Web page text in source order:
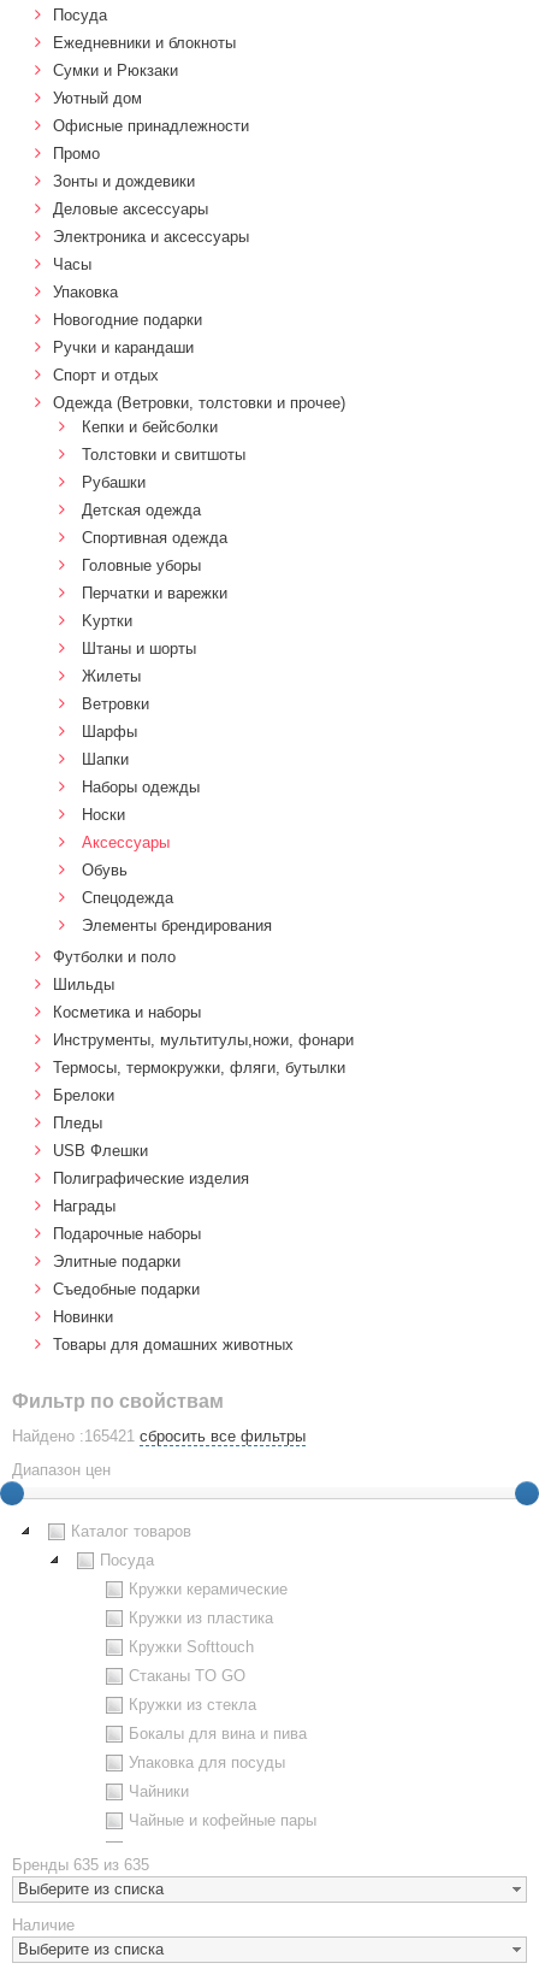
Посуда
Ежедневники и блокноты
Сумки и Рюкзаки
Уютный дом
Офисные принадлежности
Промо
Зонты и дождевики
Деловые аксессуары
Электроника и аксессуары
Часы
Упаковка
Новогодние подарки
Ручки и карандаши
Спорт и отдых
Одежда (Ветровки, толстовки и прочее)
Кепки и бейсболки
Толстовки и свитшоты
Рубашки
Детская одежда
Спортивная одежда
Головные уборы
Перчатки и варежки
Kуртки
Штаны и шорты
Жилеты
Ветровки
Шарфы
Шапки
Наборы одежды
Носки
Аксессуары
Обувь
Спецодежда
Элементы брендирования
Футболки и поло
Шильды
Косметика и наборы
Инструменты, мультитулы,ножи, фонари
Термосы, термокружки, фляги, бутылки
Брелоки
Пледы
USB Флешки
Полиграфические изделия
Награды
Подарочные наборы
Элитные подарки
Cъедобные подарки
Новинки
Товары для домашних животных
Фильтр по свойствам
Найдено :165421 сбросить все фильтры
Диапазон цен
Каталог товаров
Посуда
Кружки керамические
Кружки из пластика
Кружки Softtouch
Стаканы TO GO
Кружки из стекла
Бокалы для вина и пива
Упаковка для посуды
Чайники
Чайные и кофейные пары
Наборы посуды
Предметы сервировки
Стаканы
Эко кружки
Бренды 635 из 635
Выберите из списка
Наличие
Выберите из списка